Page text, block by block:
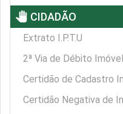
pan_tool CIDADÃO
Extrato I.P.T.U
2ª Via de Débito Imóvel
Certidão de Cadastro
Certidão Negativa de